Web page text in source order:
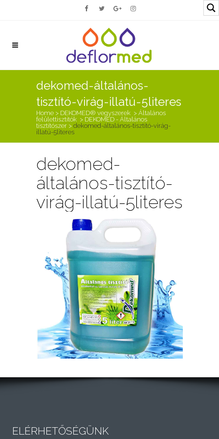
dekomed-általános-
tisztító-virág-illatú-5literes
Home > DEKOMED® vegyszerek > Általános
felülettisztítók > DEKOMED - Általános
tisztítószer > dekomed-általános-tisztító-virág-
illatú-5literes
dekomed-
általános-tisztító-
virág-illatú-5literes
ELÉRHETŐSÉGÜNK